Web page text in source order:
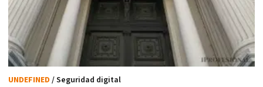
UNDEFINED / Seguridad digital